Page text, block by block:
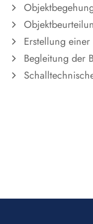
Erstellung
Begleitung der